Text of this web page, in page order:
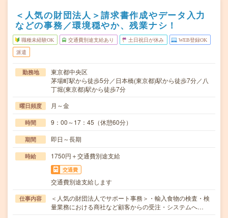
＜人気の財団法人＞請求書作成やデータ入力
などの事務／環境穏やか、残業ナシ！
職種未経験OK 交通費別途支給あり 土日祝日が休み WEB登録OK
派遣
勤務地
東京都中央区
茅場町駅から徒歩5分／日本橋(東京都)駅から徒歩7分／八
丁堀(東京都)駅から徒歩7分
曜日頻度 月～金
時間 9：00～17：45（休憩60分）
期間 即日～長期
時給 1750円＋交通費別途支給
交通費
交通費別途支給します
仕事内容
＜人気の財団法人でサポート事務＞・輸入食物の検査・検
量業務における商社など顧客からの受注・システムへ…